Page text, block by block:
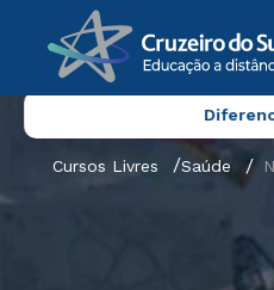
Cursos Livres Saúde